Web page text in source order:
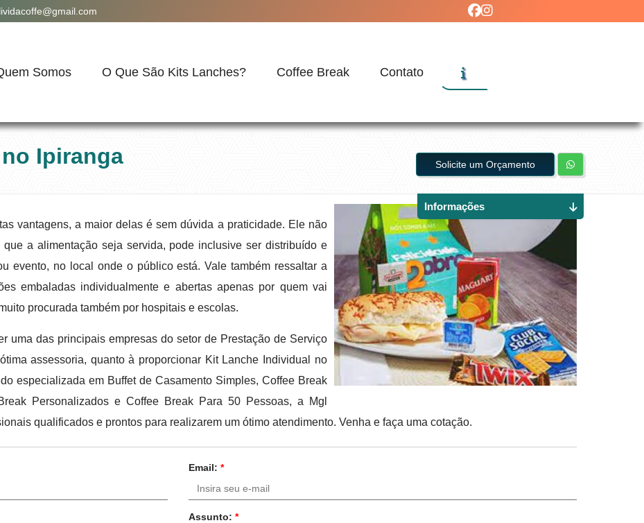
Somos O Que São Kits Lanches? Coffee Break Contato
Ipiranga Solicite um Orçamento
vantagens, a maior delas é sem dúvida a praticidade. Ele não
a alimentação seja servida, pode inclusive ser distribuído e
evento, no local onde o público está. Vale também ressaltar a
embaladas individualmente e abertas apenas por quem vai
procurada também por hospitais e escolas.
uma das principais empresas do setor de Prestação de Serviço
assessoria, quanto à proporcionar Kit Lanche Individual no
especializada em Buffet de Casamento Simples, Coffee Break
Personalizados e Coffee Break Para 50 Pessoas, a Mgl
qualificados e prontos para realizarem um ótimo atendimento. Venha e faça uma cotação.
Email: *
Assunto: *
Informações